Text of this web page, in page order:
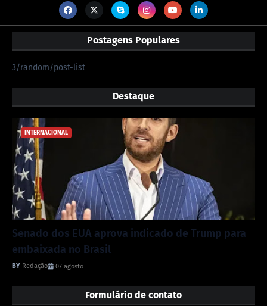
Postagens Populares
3/random/post-list
Destaque
INTERNACIONAL
Senado dos EUA aprova indicado de Trump para
embaixada no Brasil
Redação 07 agosto
Formulário de contato